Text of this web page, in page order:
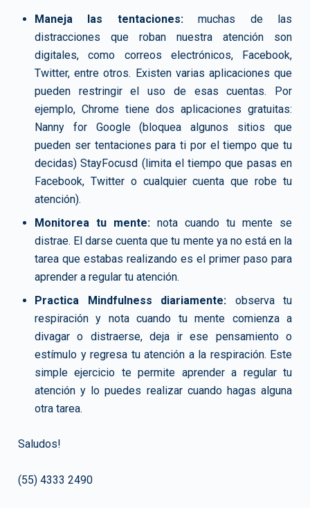
Maneja las tentaciones:muchas de las
distracciones que roban nuestra atención son
digitales, como correos electrónicos, Facebook,
Twitter, entre otros. Existen varias aplicaciones que
pueden restringir el uso de esas cuentas. Por
ejemplo, Chrome tiene dos aplicaciones gratuitas:
Nanny for Google (bloquea algunos sitios que
pueden ser tentaciones para ti por el tiempo que tu
decidas) StayFocusd (limita el tiempo que pasas en
Facebook, Twitter o cualquier cuenta que robe tu
atención).
Monitorea tu mente: nota cuando tu mente se
distrae. El darse cuenta que tu mente ya no está en la
tarea que estabas realizando es el primer paso para
aprender a regular tu atención.
Practica Mindfulness diariamente: observa tu
respiración y nota cuando tu mente comienza a
divagar o distraerse, deja ir ese pensamiento o
estímulo y regresa tu atención a la respiración. Este
simple ejercicio te permite aprender a regular tu
atención y lo puedes realizar cuando hagas alguna
otra tarea.
Saludos!
(55) 4333 2490